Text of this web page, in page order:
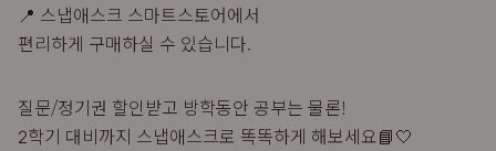
📍 스냅애스크 스마트스토어에서
편리하게 구매하실 수 있습니다.
질문/정기권 할인받고 방학동안 공부는 물론!
2학기 대비까지 스냅애스크로 똑똑하게 해보세요📘🤍